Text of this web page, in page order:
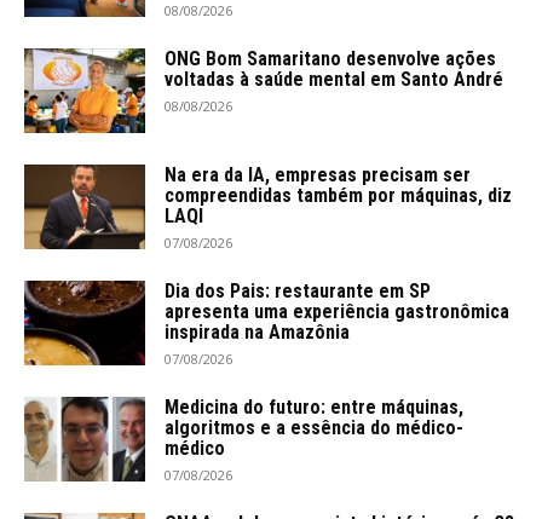
08/08/2026
ONG Bom Samaritano desenvolve ações
voltadas à saúde mental em Santo André
08/08/2026
Na era da IA, empresas precisam ser
compreendidas também por máquinas, diz
LAQI
07/08/2026
Dia dos Pais: restaurante em SP
apresenta uma experiência gastronômica
inspirada na Amazônia
07/08/2026
Medicina do futuro: entre máquinas,
algoritmos e a essência do médico-
médico
07/08/2026